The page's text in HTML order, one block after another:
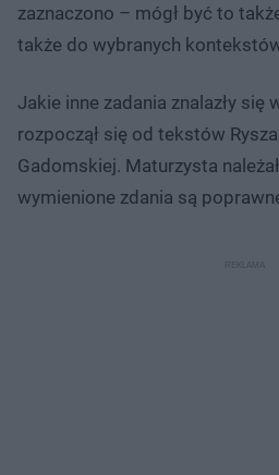
zaznaczono – mógł być to
także do wybranych
Jakie inne zadania znalazły się
rozpoczął się od tekstów
Gadomskiej. Maturzysta
wymienione zdania są